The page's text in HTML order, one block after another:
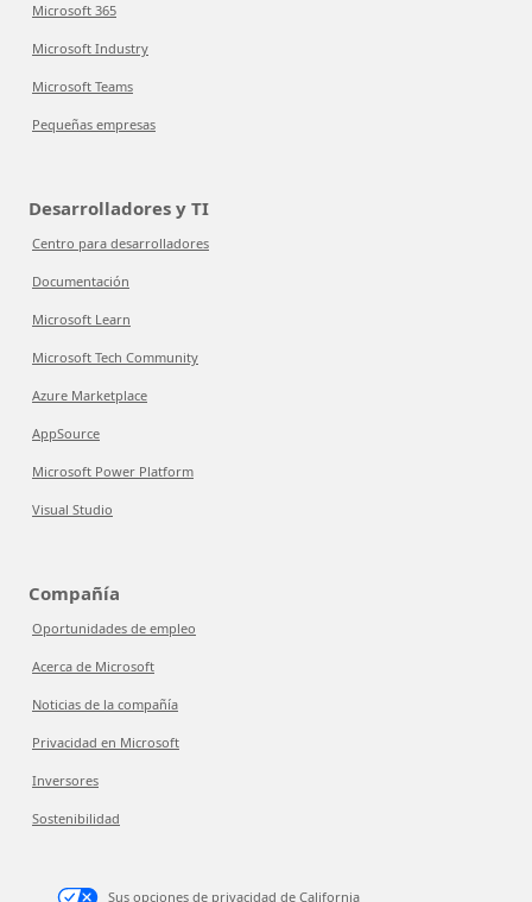
Microsoft 365
Microsoft Industry
Microsoft Teams
Pequeñas empresas
Desarrolladores y TI
Centro para desarrolladores
Documentación
Microsoft Learn
Microsoft Tech Community
Azure Marketplace
AppSource
Microsoft Power Platform
Visual Studio
Compañía
Oportunidades de empleo
Acerca de Microsoft
Noticias de la compañía
Privacidad en Microsoft
Inversores
Sostenibilidad
Sus opciones de privacidad de California